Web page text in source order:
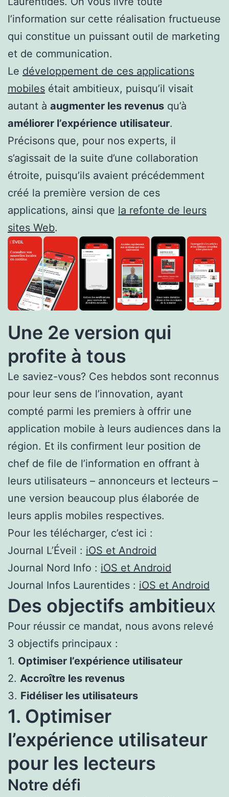
l’information sur cette réalisation fructueuse
qui constitue un puissant outil de marketing
et de communication.
Le développement de ces applications
mobiles était ambitieux, puisqu’il visait
autant à augmenter les revenus qu’à
améliorer l’expérience utilisateur.
Précisons que, pour nos experts, il
s’agissait de la suite d’une collaboration
étroite, puisqu’ils avaient précédemment
créé la première version de ces
applications, ainsi que la refonte de leurs
sites Web.
Une 2e version qui
profite à tous
Le saviez-vous? Ces hebdos sont reconnus
pour leur sens de l’innovation, ayant
compté parmi les premiers à offrir une
application mobile à leurs audiences dans la
région. Et ils confirment leur position de
chef de file de l’information en offrant à
leurs utilisateurs – annonceurs et lecteurs –
une version beaucoup plus élaborée de
leurs applis mobiles respectives.
Pour les télécharger, c’est ici :
Journal L’Éveil : iOS et Android
Journal Nord Info : iOS et Android
Journal Infos Laurentides : iOS et Android
Des objectifs ambitieux
Pour réussir ce mandat, nous avons relevé
3 objectifs principaux :
1. Optimiser l’expérience utilisateur
2. Accroître les revenus
3. Fidéliser les utilisateurs
1. Optimiser
l’expérience utilisateur
pour les lecteurs
Notre défi